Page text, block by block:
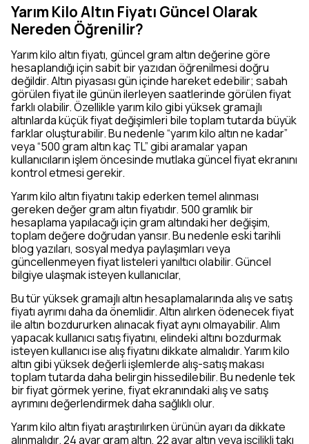
Yarım Kilo Altın Fiyatı Güncel Olarak
Nereden Öğrenilir?
Yarım kilo altın fiyatı, güncel gram altın değerine göre
hesaplandığı için sabit bir yazıdan öğrenilmesi doğru
değildir. Altın piyasası gün içinde hareket edebilir; sabah
görülen fiyat ile günün ilerleyen saatlerinde görülen fiyat
farklı olabilir. Özellikle yarım kilo gibi yüksek gramajlı
altınlarda küçük fiyat değişimleri bile toplam tutarda büyük
farklar oluşturabilir. Bu nedenle “yarım kilo altın ne kadar”
veya “500 gram altın kaç TL” gibi aramalar yapan
kullanıcıların işlem öncesinde mutlaka güncel fiyat ekranını
kontrol etmesi gerekir.
Yarım kilo altın fiyatını takip ederken temel alınması
gereken değer gram altın fiyatıdır. 500 gramlık bir
hesaplama yapılacağı için gram altındaki her değişim,
toplam değere doğrudan yansır. Bu nedenle eski tarihli
blog yazıları, sosyal medya paylaşımları veya
güncellenmeyen fiyat listeleri yanıltıcı olabilir. Güncel
bilgiye ulaşmak isteyen kullanıcılar,
Bu tür yüksek gramajlı altın hesaplamalarında alış ve satış
fiyatı ayrımı daha da önemlidir. Altın alırken ödenecek fiyat
ile altın bozdururken alınacak fiyat aynı olmayabilir. Alım
yapacak kullanıcı satış fiyatını, elindeki altını bozdurmak
isteyen kullanıcı ise alış fiyatını dikkate almalıdır. Yarım kilo
altın gibi yüksek değerli işlemlerde alış-satış makası
toplam tutarda daha belirgin hissedilebilir. Bu nedenle tek
bir fiyat görmek yerine, fiyat ekranındaki alış ve satış
ayrımını değerlendirmek daha sağlıklı olur.
Yarım kilo altın fiyatı araştırılırken ürünün ayarı da dikkate
alınmalıdır. 24 ayar gram altın, 22 ayar altın veya işçilikli takı